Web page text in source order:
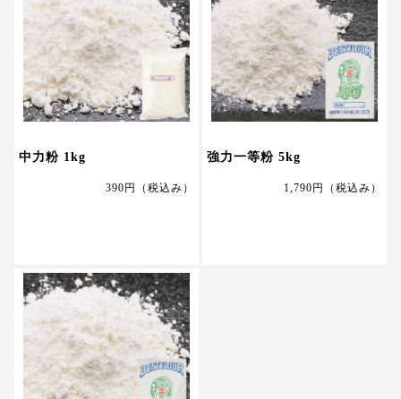
中力粉 1kg
390円 （税込み）
強力一等粉 5kg
1,790円 （税込み）